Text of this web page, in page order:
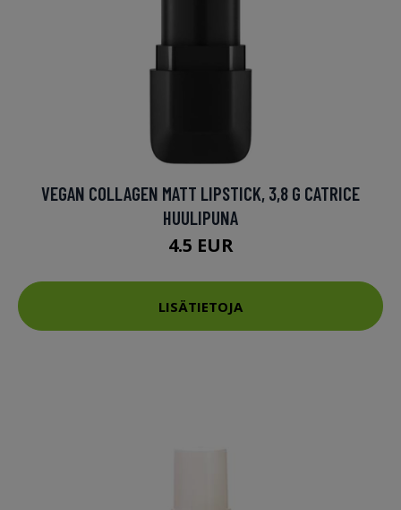
VEGAN COLLAGEN MATT LIPSTICK, 3,8 G CATRICE
HUULIPUNA
4.5 EUR
LISÄTIETOJA